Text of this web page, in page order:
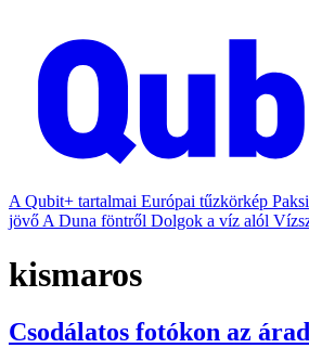
A Qubit+ tartalmai Európai tűzkörkép
jövő A Duna föntről Dolgok a víz alól
kismaros
Csodálatos fotókon az